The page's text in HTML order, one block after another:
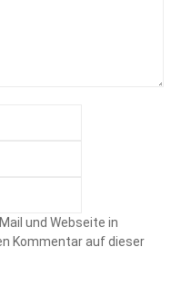
und Webseite in
Kommentar auf dieser